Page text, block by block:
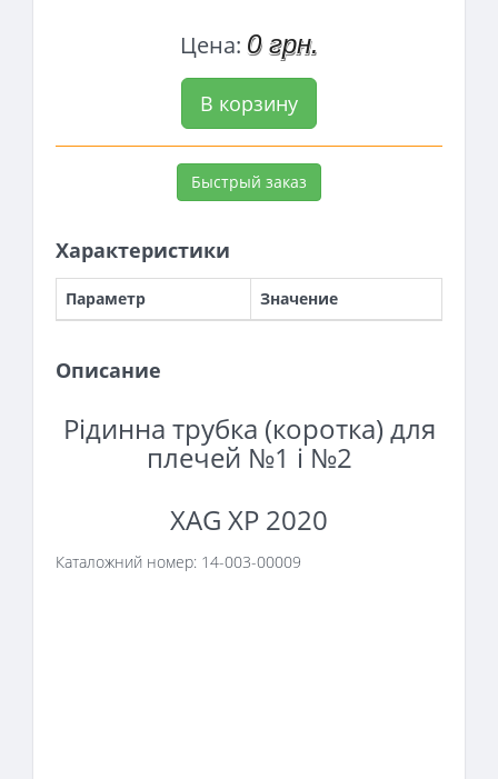
Цена: 0 грн.
В корзину
Быстрый заказ
Характеристики
Параметр Значение
Описание
Рідинна трубка (коротка) для
плечей №1 і №2
XAG XP 2020
Каталожний номер: 14-003-00009